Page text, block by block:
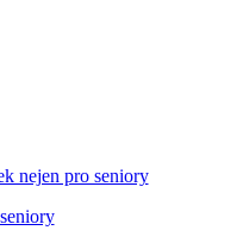
nejen pro seniory